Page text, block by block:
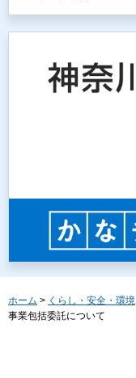
ホーム > くらし・安全・環境
事業包括委託について